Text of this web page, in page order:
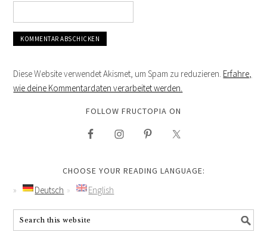
Diese Website verwendet Akismet, um Spam zu reduzieren. Erfahre,
wie deine Kommentardaten verarbeitet werden.
FOLLOW FRUCTOPIA ON
CHOOSE YOUR READING LANGUAGE:
Deutsch English